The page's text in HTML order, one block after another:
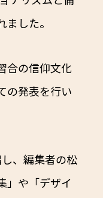
した。
合の信仰文化
の発表を行い
、編集者の松
」や「デザイ